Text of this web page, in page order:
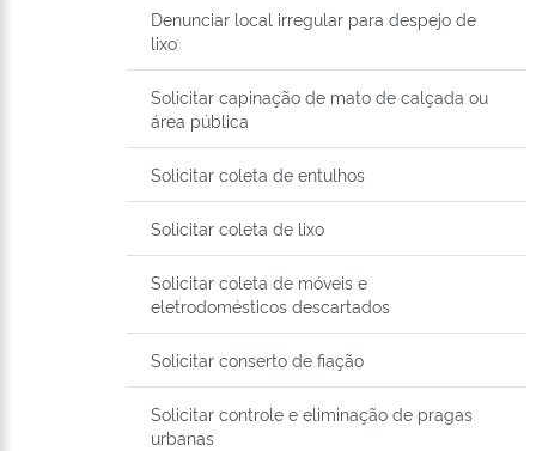
Denunciar local irregular para despejo de
lixo
Solicitar capinação de mato de calçada ou
área pública
Solicitar coleta de entulhos
Solicitar coleta de lixo
Solicitar coleta de móveis e
eletrodomésticos descartados
Solicitar conserto de fiação
Solicitar controle e eliminação de pragas
urbanas